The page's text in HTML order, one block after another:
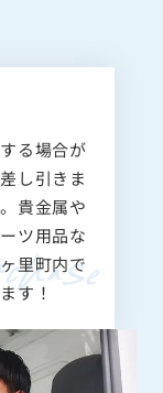
る場合が
し引きま
貴金属や
ツ用品な
里町内で
す！